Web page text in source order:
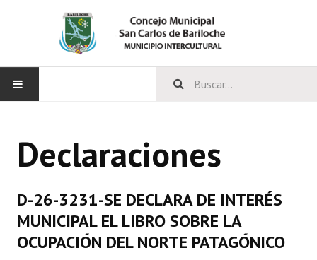
CONCEJO
Integrantes del Concejo
Comisiones Permanentes
Declaraciones
D-26-3231-SE DECLARA DE INTERÉS
MUNICIPAL EL LIBRO SOBRE LA
OCUPACIÓN DEL NORTE PATAGÓNICO